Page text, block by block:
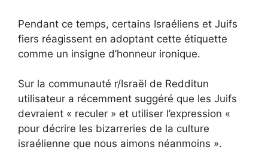
Pendant ce temps, certains Israéliens et Juifs
fiers réagissent en adoptant cette étiquette
comme un insigne d’honneur ironique.
Sur la communauté r/Israël de Redditun
utilisateur a récemment suggéré que les Juifs
devraient « reculer » et utiliser l’expression «
pour décrire les bizarreries de la culture
israélienne que nous aimons néanmoins ».